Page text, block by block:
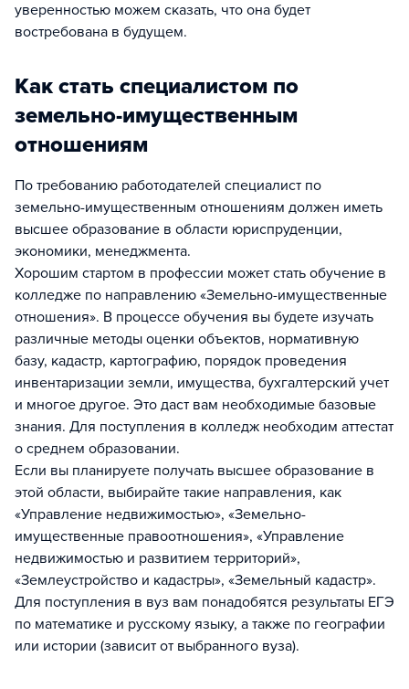
уверенностью можем сказать, что она будет
востребована в будущем.
Как стать специалистом по
земельно-имущественным
отношениям
По требованию работодателей специалист по
земельно-имущественным отношениям должен иметь
высшее образование в области юриспруденции,
экономики, менеджмента.
Хорошим стартом в профессии может стать обучение в
колледже по направлению «Земельно-имущественные
отношения». В процессе обучения вы будете изучать
различные методы оценки объектов, нормативную
базу, кадастр, картографию, порядок проведения
инвентаризации земли, имущества, бухгалтерский учет
и многое другое. Это даст вам необходимые базовые
знания. Для поступления в колледж необходим аттестат
о среднем образовании.
Если вы планируете получать высшее образование в
этой области, выбирайте такие направления, как
«Управление недвижимостью», «Земельно-
имущественные правоотношения», «Управление
недвижимостью и развитием территорий»,
«Землеустройство и кадастры», «Земельный кадастр».
Для поступления в вуз вам понадобятся результаты ЕГЭ
по математике и русскому языку, а также по географии
или истории (зависит от выбранного вуза).